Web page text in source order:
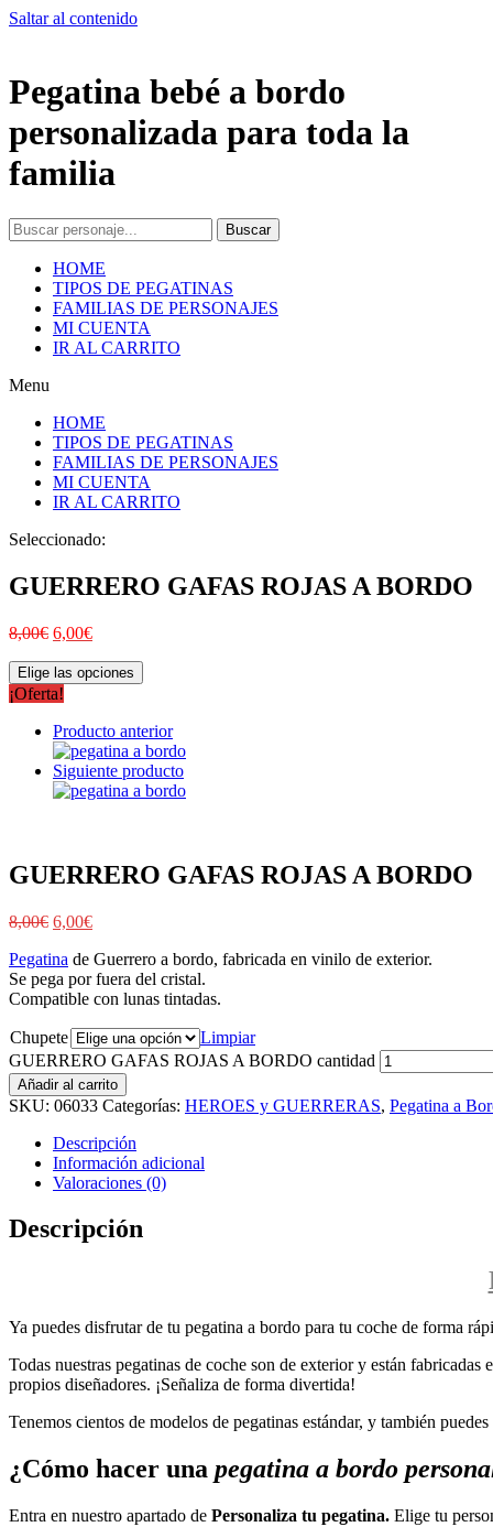
Saltar al contenido
Pegatina bebé a bordo
personalizada para toda la
familia
Buscar
HOME
TIPOS DE PEGATINAS
FAMILIAS DE PERSONAJES
MI CUENTA
IR AL CARRITO
Menu
HOME
TIPOS DE PEGATINAS
FAMILIAS DE PERSONAJES
MI CUENTA
IR AL CARRITO
Seleccionado:
GUERRERO GAFAS ROJAS A BORDO
8,00€ 6,00€
Elige las opciones
¡Oferta!
Producto anterior
Siguiente producto
GUERRERO GAFAS ROJAS A BORDO
8,00€ 6,00€
Pegatina de Guerrero a bordo, fabricada en vinilo de exterior.
Se pega por fuera del cristal.
Compatible con lunas tintadas.
Chupete
Limpiar
GUERRERO GAFAS ROJAS A BORDO cantidad
Añadir al carrito
SKU: 06033 Categorías: HEROES y GUERRERAS, Pegatina a
Descripción
Información adicional
Valoraciones (0)
Descripción
Ya puedes disfrutar de tu pegatina a bordo para tu coche de forma
Todas nuestras pegatinas de coche son de exterior y están
propios diseñadores. ¡Señaliza de forma divertida!
Tenemos cientos de modelos de pegatinas estándar, y también
¿Cómo hacer una pegatina a bordo
Entra en nuestro apartado de Personaliza tu pegatina. Elige tu